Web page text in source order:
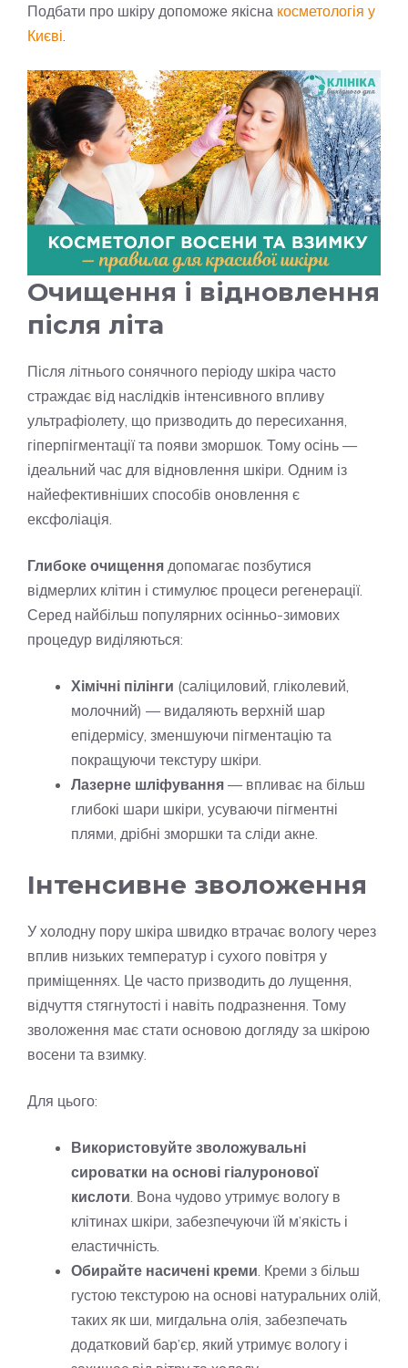
Подбати про шкіру допоможе якісна косметологія у
Києві
Очищення і відновлення
після літа
Після літнього сонячного періоду шкіра часто
страждає від наслідків інтенсивного впливу
ультрафіолету, що призводить до пересихання,
гіперпігментації та появи зморшок. Тому осінь —
ідеальний час для відновлення шкіри. Одним із
найефективніших способів оновлення є
ексфоліація.
Глибоке очищення допомагає позбутися
відмерлих клітин і стимулює процеси регенерації.
Серед найбільш популярних осінньо-зимових
процедур виділяються:
Хімічні пілінги (саліциловий, гліколевий,
молочний) — видаляють верхній шар
епідермісу, зменшуючи пігментацію та
покращуючи текстуру шкіри.
Лазерне шліфування — впливає на більш
глибокі шари шкіри, усуваючи пігментні
плями, дрібні зморшки та сліди акне.
Інтенсивне зволоження
У холодну пору шкіра швидко втрачає вологу через
вплив низьких температур і сухого повітря у
приміщеннях. Це часто призводить до лущення,
відчуття стягнутості і навіть подразнення. Тому
зволоження має стати основою догляду за шкірою
восени та взимку.
Для цього:
Використовуйте зволожувальні
сироватки на основі гіалуронової
кислоти. Вона чудово утримує вологу в
клітинах шкіри, забезпечуючи їй м’якість і
еластичність.
Обирайте насичені креми. Креми з більш
густою текстурою на основі натуральних олій,
таких як ши, мигдальна олія, забезпечать
додатковий бар’єр, який утримує вологу і